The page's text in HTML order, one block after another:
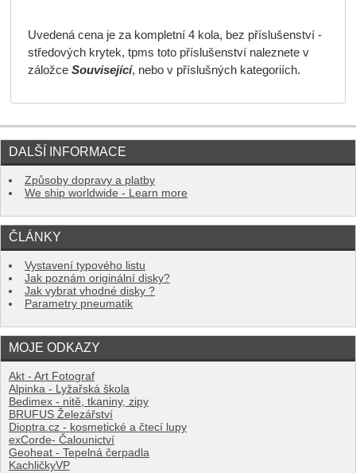
Uvedená cena je za kompletní 4 kola, bez příslušenství -
středových krytek, tpms toto příslušenství naleznete v
záložce Související, nebo v příslušných kategoriích.
DALŠÍ INFORMACE
Způsoby dopravy a platby
We ship worldwide - Learn more
ČLÁNKY
Vystavení typového listu
Jak poznám originální disky?
Jak vybrat vhodné disky ?
Parametry pneumatik
MOJE ODKAZY
Akt - Art Fotograf
Alpinka - Lyžařská škola
Bedimex - nitě, tkaniny, zipy
BRUFUS Železářství
Dioptra.cz - kosmetické a čtecí lupy
exCorde- Čalounictví
Geoheat - Tepelná čerpadla
KachličkyVP